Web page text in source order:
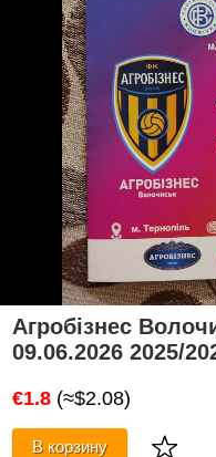
Агробізнес
09.06.2026 2025/
€1.8 (≈$2.08)
В корзину